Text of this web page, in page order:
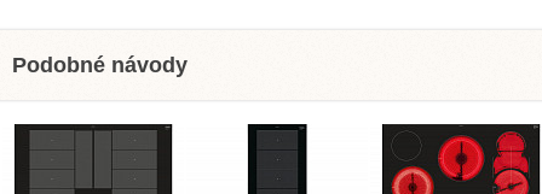
Podobné návody